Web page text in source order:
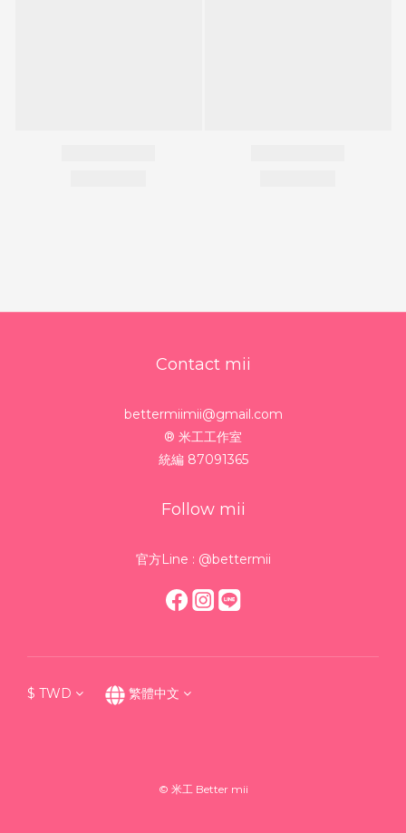
Contact mii
bettermiimii@gmail.com
® 米工工作室
統編 87091365
Follow mii
官方Line : @bettermii
$ TWD 繁體中文
© 米工 Better mii